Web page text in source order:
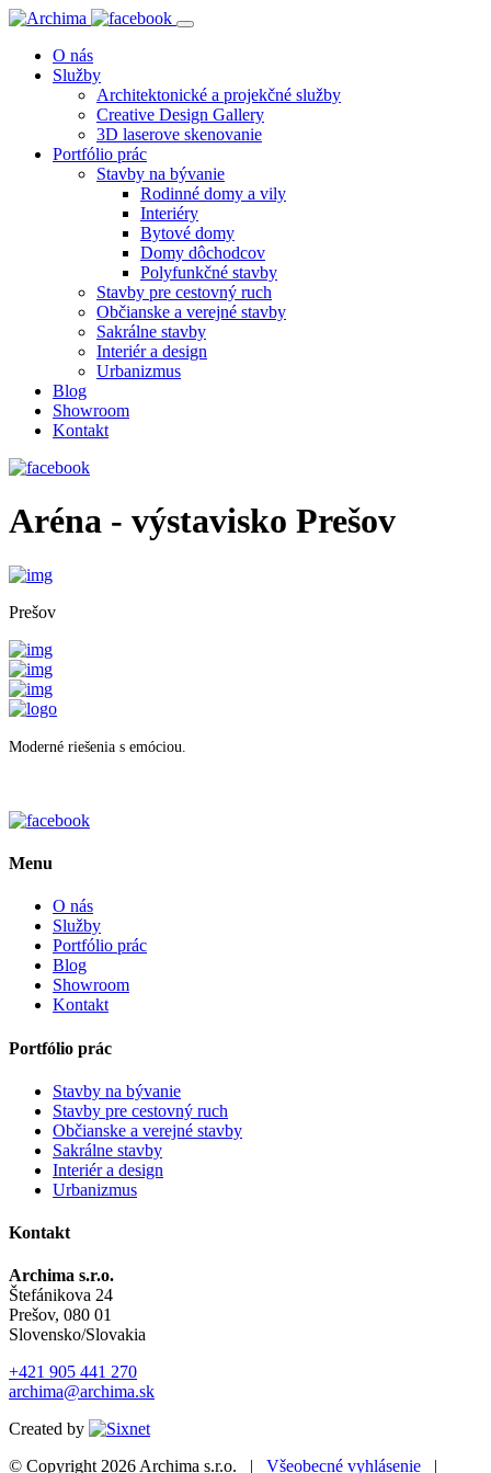
O nás
Služby
Architektonické a projekčné služby
Creative Design Gallery
3D laserove skenovanie
Portfólio prác
Stavby na bývanie
Rodinné domy a vily
Interiéry
Bytové domy
Domy dôchodcov
Polyfunkčné stavby
Stavby pre cestovný ruch
Občianske a verejné stavby
Sakrálne stavby
Interiér a design
Urbanizmus
Blog
Showroom
Kontakt
Aréna - výstavisko Prešov
Prešov
Moderné riešenia s emóciou.
Menu
O nás
Služby
Portfólio prác
Blog
Showroom
Kontakt
Portfólio prác
Stavby na bývanie
Stavby pre cestovný ruch
Občianske a verejné stavby
Sakrálne stavby
Interiér a design
Urbanizmus
Kontakt
Archima s.r.o.
Štefánikova 24
Prešov, 080 01
Slovensko/Slovakia
+421 905 441 270
archima@archima.sk
Created by
© Copyright 2026Archima s.r.o. Všeobecné vyhlásenie